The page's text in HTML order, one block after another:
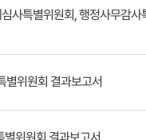
사특별위원회, 행정사무감사
별위원회 결과보고서